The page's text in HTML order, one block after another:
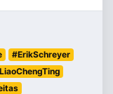
#ErikSchreyer